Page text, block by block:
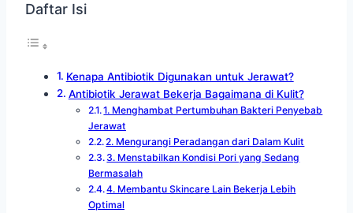
Daftar Isi
Kenapa Antibiotik Digunakan untuk Jerawat?
Antibiotik Jerawat Bekerja Bagaimana di Kulit?
1. Menghambat Pertumbuhan Bakteri Penyebab
Jerawat
2. Mengurangi Peradangan dari Dalam Kulit
3. Menstabilkan Kondisi Pori yang Sedang
Bermasalah
4. Membantu Skincare Lain Bekerja Lebih
Optimal